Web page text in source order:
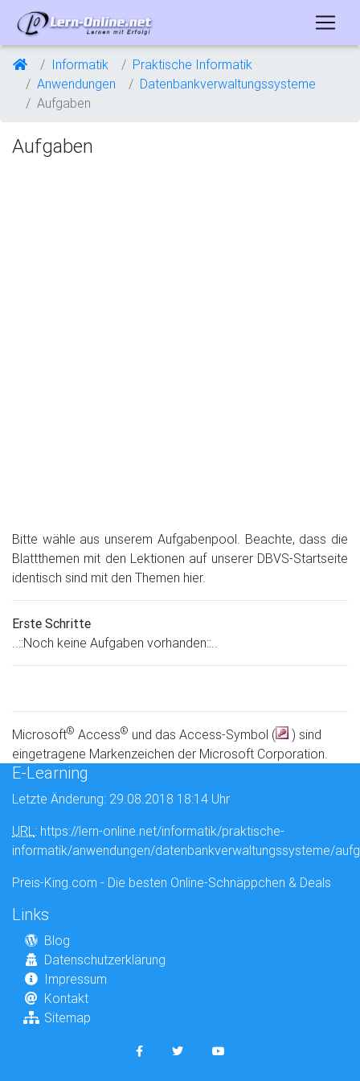
Informatik
Praktische Informatik
Anwendungen
Datenbankverwaltungssysteme
Aufgaben
Aufgaben
Bitte wähle aus unserem Aufgabenpool. Beachte, dass die
Blattthemen mit den Lektionen auf unserer DBVS-Startseite
identisch sind mit den Themen hier.
Erste Schritte
..::Noch keine Aufgaben vorhanden::..
Microsoft® Access® und das Access-Symbol (
) sind
eingetragene Markenzeichen der Microsoft Corporation.
E-Learning
Letzte Änderung: 29.08.2018 18:14 Uhr
URL: https://lern-online.net/informatik/praktische-
informatik/anwendungen/datenbankverwaltungssysteme/
Preis-King.com - Die besten Online-Schnäppchen & Deals
Links
Blog
Datenschutzerklärung
Impressum
Kontakt
Sitemap